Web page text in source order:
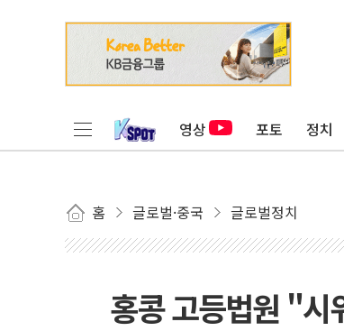
영상 포토 정치
홈 글로벌·중국 글로벌정치
홍콩 고등법원 "시